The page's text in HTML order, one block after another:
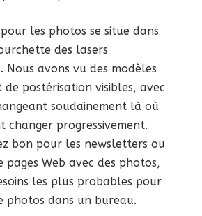
les photos se situe dans
des lasers
Nous avons vu des modèles
postérisation visibles, avec
soudainement là où
changer progressivement.
bon pour les newsletters ou
pages Web avec des photos,
les plus probables pour
photos dans un bureau.